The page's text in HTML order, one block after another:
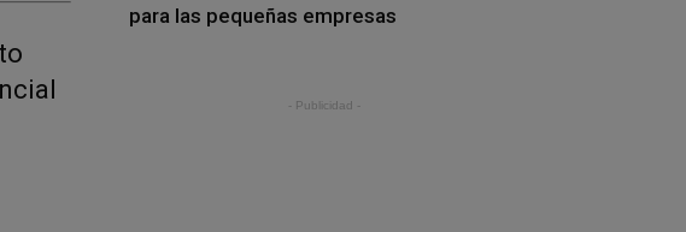
para las pequeñas empresas
- Publicidad -